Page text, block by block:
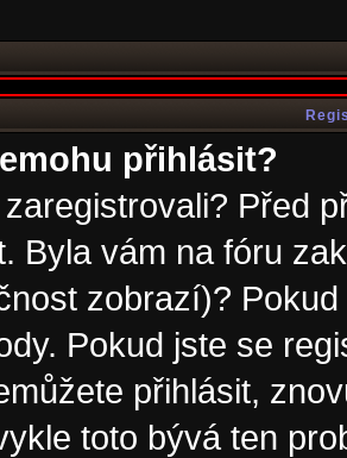
přihlásit?
Před
Byla vám na fóru
zobrazí)?
Pokud jste se
přihlásit,
toto bývá ten